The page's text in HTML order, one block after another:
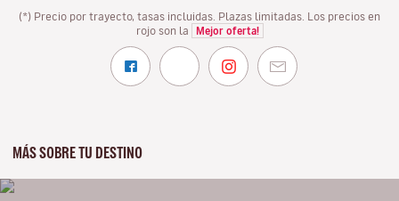
(*) Precio por trayecto, tasas incluidas. Plazas limitadas. Los precios en
rojo son la
Mejor oferta!
MÁS SOBRE TU DESTINO